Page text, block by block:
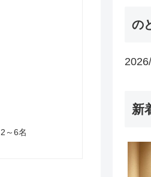
～6名
の
新